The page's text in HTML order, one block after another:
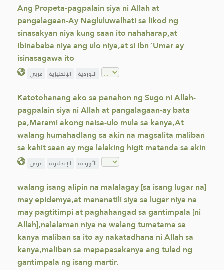
Ang Propeta-pagpalain siya ni Allah at
pangalagaan-Ay Nagluluwalhati sa likod ng
sinasakyan niya kung saan ito nahaharap,at
ibinababa niya ang ulo niya,at si Ibn `Umar ay
isinasagawa ito
عربي الإنجليزية الأوردية
Katotohanang ako sa panahon ng Sugo ni Allah-
pagpalain siya ni Allah at pangalagaan-ay bata
pa,Marami akong naisa-ulo mula sa kanya,At
walang humahadlang sa akin na magsalita maliban
sa kahit saan ay mga lalaking higit matanda sa akin
عربي الإنجليزية الأوردية
walang isang alipin na malalagay [sa isang lugar na]
may epidemya,at mananatili siya sa lugar niya na
may pagtitimpi at paghahangad sa gantimpala [ni
Allah],nalalaman niya na walang tumatama sa
kanya maliban sa ito ay nakatadhana ni Allah sa
kanya,maliban sa mapapasakanya ang tulad ng
gantimpala ng isang martir.